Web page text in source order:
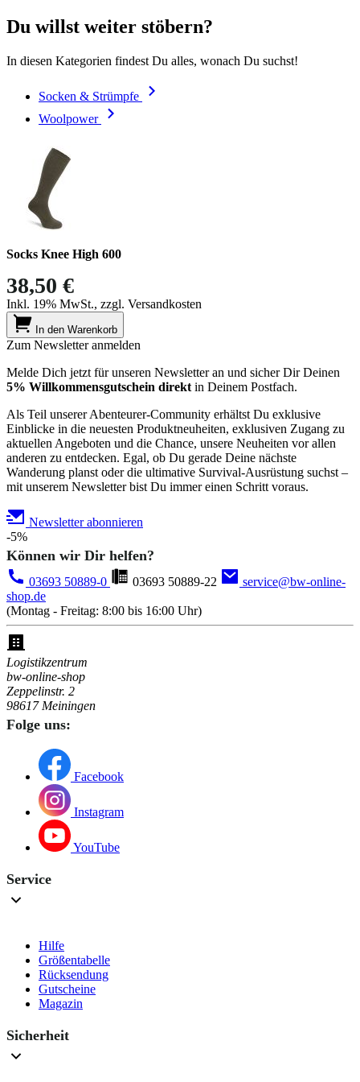
Du willst weiter stöbern?
In diesen Kategorien findest Du alles, wonach Du suchst!
Socken & Strümpfe
Woolpower
Socks Knee High 600
38,50 €
Inkl. 19% MwSt., zzgl. Versandkosten
In den Warenkorb
Zum Newsletter anmelden
Melde Dich jetzt für unseren Newsletter an und sicher Dir Deinen
5% Willkommensgutschein direkt in Deinem Postfach.
Als Teil unserer Abenteurer-Community erhältst Du exklusive
Einblicke in die neuesten Produktneuheiten, exklusiven Zugang zu
aktuellen Angeboten und die Chance, unsere Neuheiten vor allen
anderen zu entdecken. Egal, ob Du gerade Deine nächste
Wanderung planst oder die ultimative Survival-Ausrüstung suchst –
mit unserem Newsletter bist Du immer einen Schritt voraus.
Newsletter abonnieren
-5%
Können wir Dir helfen?
03693 50889-0 03693 50889-22
service@bw-online-
shop.de
(Montag - Freitag: 8:00 bis 16:00 Uhr)
Logistikzentrum
bw-online-shop
Zeppelinstr. 2
98617 Meiningen
Folge uns:
Facebook
Instagram
YouTube
Service
Hilfe
Größentabelle
Rücksendung
Gutscheine
Magazin
Sicherheit